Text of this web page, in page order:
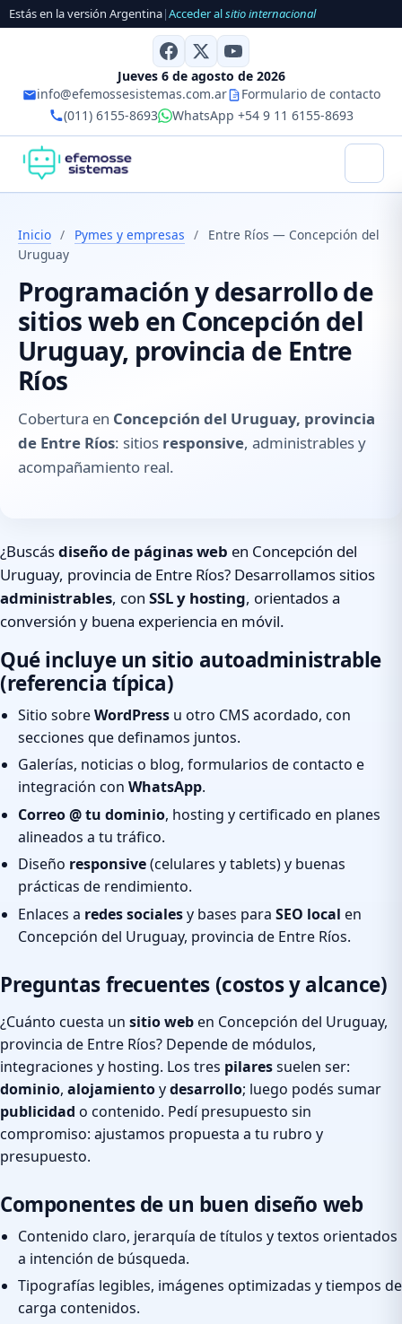
Estás en la versión Argentina|Acceder alsitio internacional
Jueves 6 de agosto de 2026
info@efemossesistemas.com.ar
Formulario de contacto
(011) 6155-8693
WhatsApp +54 9 11 6155-8693
Inicio / Pymes y empresas /
Entre Ríos — Concepción del
Uruguay
Programación y desarrollo de
sitios web en Concepción del
Uruguay, provincia de Entre
Ríos
Cobertura en Concepción del Uruguay, provincia
de Entre Ríos: sitios responsive, administrables y
acompañamiento real.
¿Buscásdiseño de páginas web en Concepción del
Uruguay, provincia de Entre Ríos? Desarrollamos sitios
administrables, con SSL y hosting, orientados a
conversión y buena experiencia en móvil.
Qué incluye un sitio autoadministrable
(referencia típica)
Sitio sobreWordPress u otro CMS acordado, con
secciones que definamos juntos.
Galerías, noticias o blog, formularios de contacto e
integración con WhatsApp.
Correo @ tu dominio, hosting y certificado en planes
alineados a tu tráfico.
Diseño responsive(celulares y tablets) y buenas
prácticas de rendimiento.
Enlaces a redes socialesy bases para SEO local en
Concepción del Uruguay, provincia de Entre Ríos.
Preguntas frecuentes (costos y alcance)
¿Cuánto cuesta un sitio weben Concepción del Uruguay,
provincia de Entre Ríos? Depende de módulos,
integraciones y hosting. Los tres pilaressuelen ser:
dominio, alojamientoydesarrollo; luego podés sumar
publicidad o contenido. Pedí presupuesto sin
compromiso: ajustamos propuesta a tu rubro y
presupuesto.
Componentes de un buen diseño web
Contenido claro, jerarquía de títulos y textos orientados
a intención de búsqueda.
Tipografías legibles, imágenes optimizadas y tiempos de
carga contenidos.